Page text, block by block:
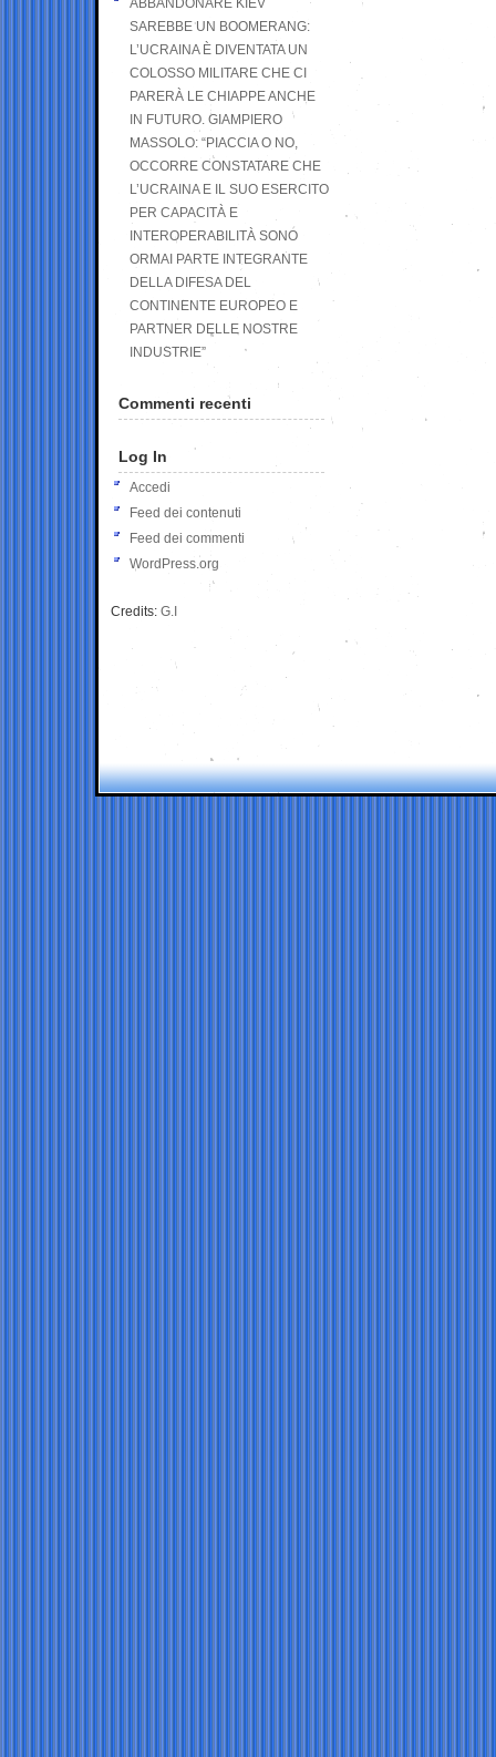
ABBANDONARE KIEV
SAREBBE UN BOOMERANG:
L’UCRAINA È DIVENTATA UN
COLOSSO MILITARE CHE CI
PARERÀ LE CHIAPPE ANCHE
IN FUTURO. GIAMPIERO
MASSOLO: “PIACCIA O NO,
OCCORRE CONSTATARE CHE
L’UCRAINA E IL SUO ESERCITO
PER CAPACITÀ E
INTEROPERABILITÀ SONO
ORMAI PARTE INTEGRANTE
DELLA DIFESA DEL
CONTINENTE EUROPEO E
PARTNER DELLE NOSTRE
INDUSTRIE”
Commenti recenti
Log In
Accedi
Feed dei contenuti
Feed dei commenti
WordPress.org
Credits: G.I